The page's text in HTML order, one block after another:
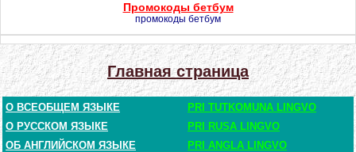
Промокоды бетбум
промокоды бетбум
Главная страница
О ВСЕОБЩЕМ ЯЗЫКЕ
PRI TUTKOMUNA LINGVO
О РУССКОМ ЯЗЫКЕ
PRI RUSA LINGVO
ОБ АНГЛИЙСКОМ ЯЗЫКЕ
PRI ANGLA LINGVO